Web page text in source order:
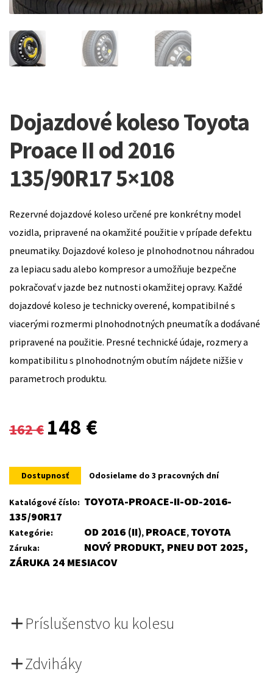
Dojazdové koleso Toyota
Proace II od 2016
135/90R17 5×108
Rezervné dojazdové koleso určené pre konkrétny model
vozidla, pripravené na okamžité použitie v prípade defektu
pneumatiky. Dojazdové koleso je plnohodnotnou náhradou
za lepiacu sadu alebo kompresor a umožňuje bezpečne
pokračovať v jazde bez nutnosti okamžitej opravy. Každé
dojazdové koleso je technicky overené, kompatibilné s
viacerými rozmermi plnohodnotných pneumatík a dodávané
pripravené na použitie. Presné technické údaje, rozmery a
kompatibilitu s plnohodnotným obutím nájdete nižšie v
parametroch produktu.
162€
Original
was:
162 €.
148 €
is:
148 €.
Dostupnosť Odosielame do 3 pracovných dní
Katalógové číslo: TOYOTA-PROACE-II-OD-2016-
135/90R17
Kategórie: OD 2016 (II), PROACE, TOYOTA
Záruka:
NOVÝ PRODUKT, PNEU DOT 2025,
ZÁRUKA 24 MESIACOV
Príslušenstvo ku kolesu
Zdviháky